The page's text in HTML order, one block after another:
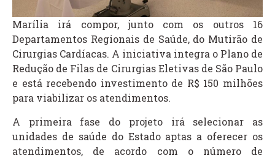
Marília irá compor, junto com os outros 16
Departamentos Regionais de Saúde, do Mutirão de
Cirurgias Cardíacas. A iniciativa integra o Plano de
Redução de Filas de Cirurgias Eletivas de São Paulo
e está recebendo investimento de R$ 150 milhões
para viabilizar os atendimentos.
A primeira fase do projeto irá selecionar as
unidades de saúde do Estado aptas a oferecer os
atendimentos, de acordo com o número de